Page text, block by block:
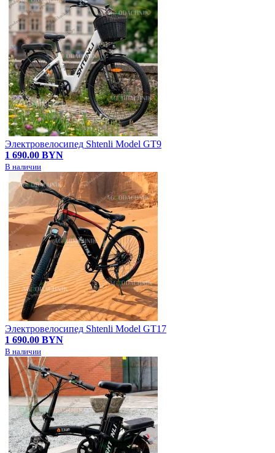
Электровелосипед Shtenli Model GT9
1 690.00 BYN
В наличии
Электровелосипед Shtenli Model GT17
1 690.00 BYN
В наличии